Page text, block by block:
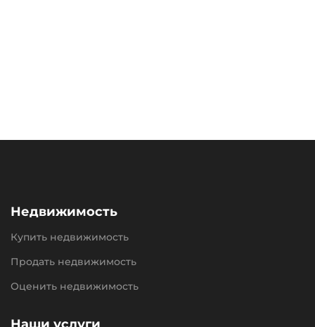
Недвижимость
Купить недвижимость
Продать недвижимость
Оценить недвижимость